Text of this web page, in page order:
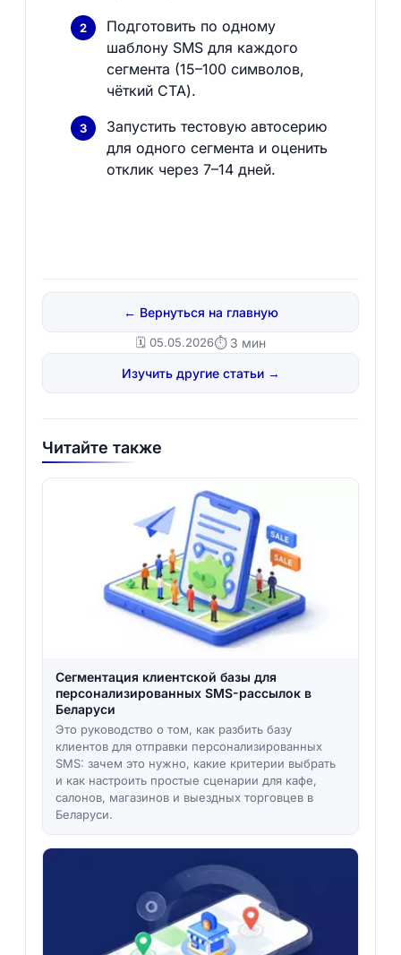
Подготовить по одному
шаблону SMS для каждого
сегмента (15–100 символов,
чёткий CTA).
Запустить тестовую автосерию
для одного сегмента и оценить
отклик через 7–14 дней.
← Вернуться на главную
🗓️ 05.05.2026⏱ 3 мин
Изучить другие статьи →
Читайте также
Сегментация клиентской базы для
персонализированных SMS-рассылок в
Беларуси
Это руководство о том, как разбить базу
клиентов для отправки персонализированных
SMS: зачем это нужно, какие критерии выбрать
и как настроить простые сценарии для кафе,
салонов, магазинов и выездных торговцев в
Беларуси.